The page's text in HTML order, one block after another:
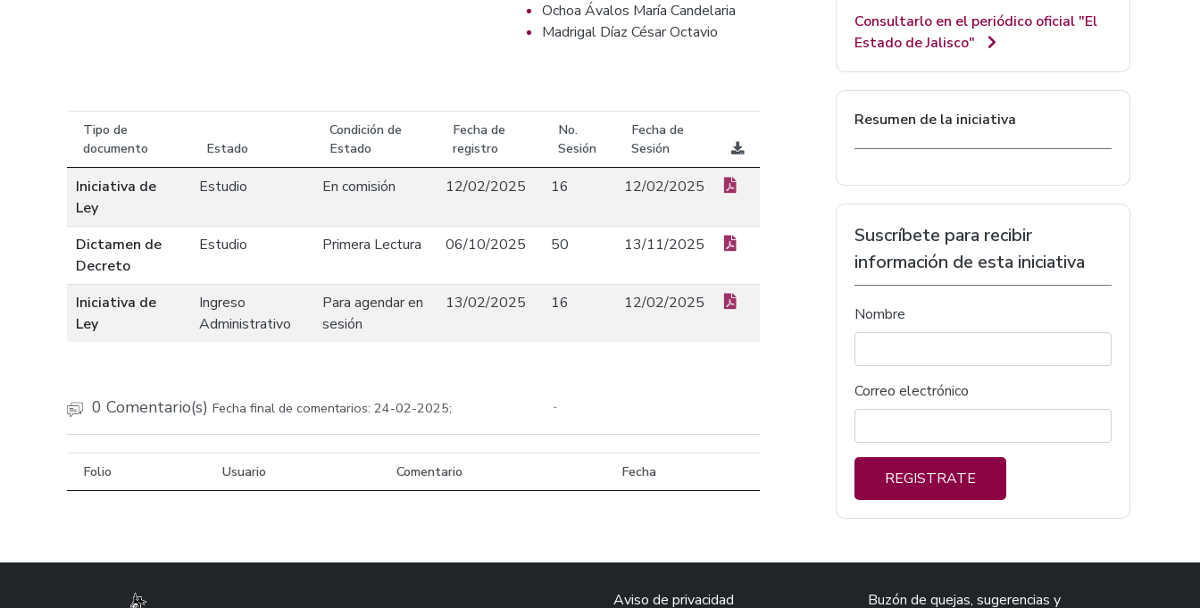
Ochoa Ávalos María Candelaria
Madrigal Díaz César Octavio
Tipo de
documento
Estado
Condición de
Estado
Fecha de
registro
No.
Sesión
Fecha de
Sesión
Iniciativa de
Ley
Estudio En comisión 12/02/2025 16 12/02/2025
Dictamen de
Decreto
Estudio Primera Lectura 06/10/2025 50 13/11/2025
Iniciativa de
Ley
Ingreso
Administrativo
Para agendar en
sesión
13/02/2025 16 12/02/2025
0 Comentario(s) Fecha final de comentarios: 24-02-2025; -
Folio Usuario Comentario Fecha
Consultarlo en el periódico oficial "El
Estado de Jalisco"
Resumen de la iniciativa
Suscríbete para recibir
información de esta iniciativa
Nombre
Correo electrónico
REGISTRATE
Aviso de privacidad Buzón de quejas, sugerencias y